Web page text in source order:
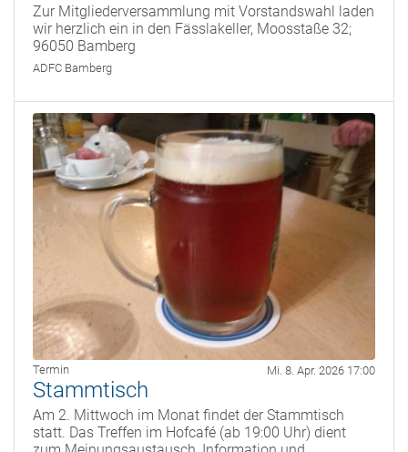
Zur Mitgliederversammlung mit Vorstandswahl laden
wir herzlich ein in den Fässlakeller, Moosstaße 32;
96050 Bamberg
ADFC Bamberg
Termin Mi. 8. Apr. 2026 17:00
Stammtisch
Am 2. Mittwoch im Monat findet der Stammtisch
statt. Das Treffen im Hofcafé (ab 19:00 Uhr) dient